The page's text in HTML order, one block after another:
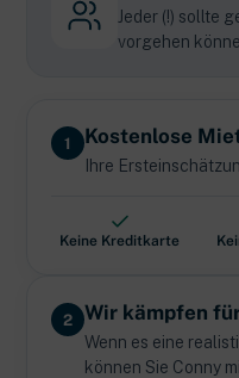
Jeder (!) sollte
vorgehen
1 Kostenlose
Ihre
Keine Kreditkarte
2 Wir kämpfen
Wenn es eine
können Sie Conny